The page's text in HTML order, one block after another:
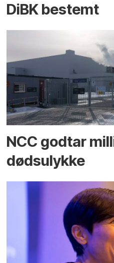
DiBK bestemt
NCC godtar
dødsulykke